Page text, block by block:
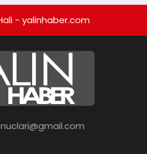
- yalinhaber.com